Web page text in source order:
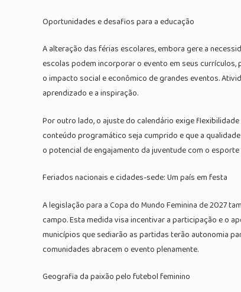
Oportunidades e desafios para a educação
A alteração das férias escolares, embora gere a
escolas podem incorporar o evento em seus
o impacto social e econômico de grandes eventos.
aprendizado e a inspiração.
Por outro lado, o ajuste do calendário exige
conteúdo programático seja cumprido e que a
o potencial de engajamento da juventude com o
Feriados nacionais e cidades-sede: Um país em festa
A legislação para a Copa do Mundo Feminina de 2027
campo. Esta medida visa incentivar a participação e o
municípios que sediarão as partidas terão autonomia
comunidades abracem o evento plenamente.
Geografia da paixão pelo futebol feminino